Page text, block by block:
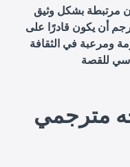
مرتبطة بشكل وثيق
أن يكون قادرًا على
ومرعبة في الثقافة
مترجمي